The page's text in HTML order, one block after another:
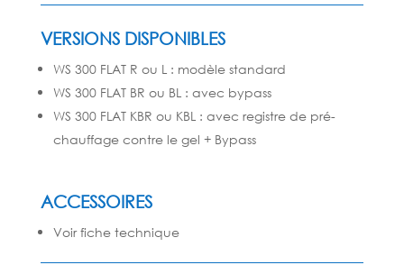
VERSIONS DISPONIBLES
WS 300 FLAT R ou L : modèle standard
WS 300 FLAT BR ou BL : avec bypass
WS 300 FLAT KBR ou KBL : avec registre de pré-
chauffage contre le gel + Bypass
ACCESSOIRES
Voir fiche technique